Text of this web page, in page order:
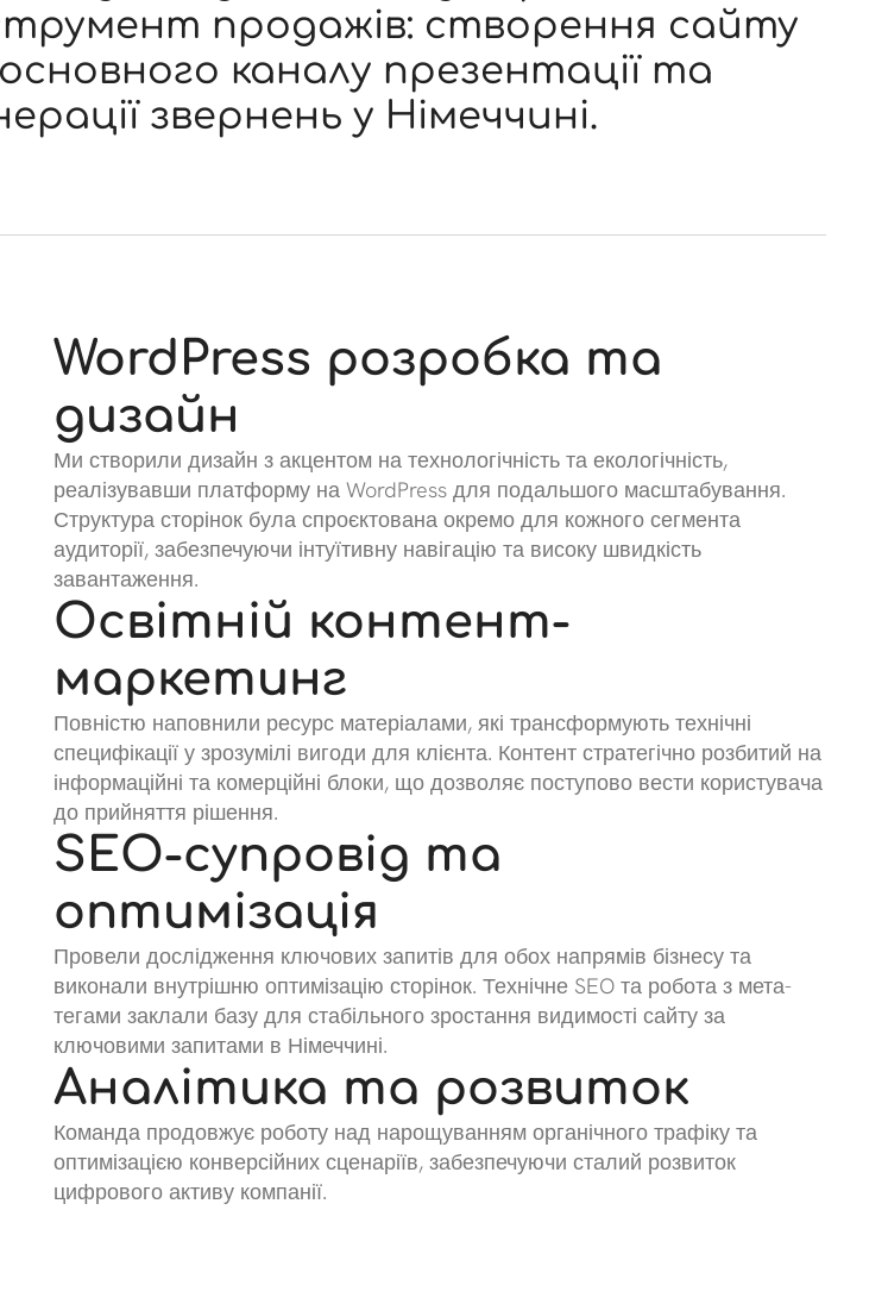
продажів: створення сайту
каналу презентації та
звернень у Німеччині.
WordPress розробка та
дизайн
Ми створили дизайн з акцентом на технологічність та екологічність,
реалізувавши платформу на WordPress для подальшого масштабування.
Структура сторінок була спроєктована окремо для кожного сегмента
аудиторії, забезпечуючи інтуїтивну навігацію та високу швидкість
завантаження.
Освітній контент-
маркетинг
Повністю наповнили ресурс матеріалами, які трансформують технічні
специфікації у зрозумілі вигоди для клієнта. Контент стратегічно розбитий на
інформаційні та комерційні блоки, що дозволяє поступово вести користувача
до прийняття рішення.
SEO-супровід та
оптимізація
Провели дослідження ключових запитів для обох напрямів бізнесу та
виконали внутрішню оптимізацію сторінок. Технічне SEO та робота з мета-
тегами заклали базу для стабільного зростання видимості сайту за
ключовими запитами в Німеччині.
Аналітика та розвиток
Команда продовжує роботу над нарощуванням органічного трафіку та
оптимізацією конверсійних сценаріїв, забезпечуючи сталий розвиток
цифрового активу компанії.